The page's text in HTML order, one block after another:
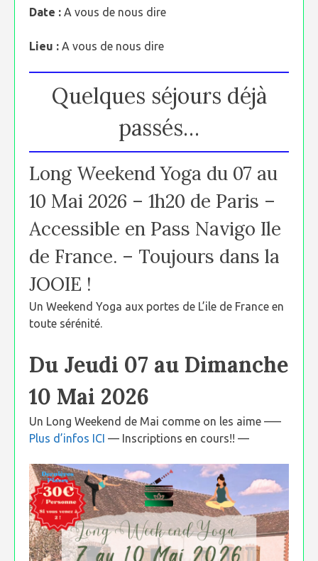
Date : A vous de nous dire
Lieu : A vous de nous dire
Quelques séjours déjà
passés…
Long Weekend Yoga du 07 au
10 Mai 2026 – 1h20 de Paris –
Accessible en Pass Navigo Ile
de France. – Toujours dans la
JOOIE !
Un Weekend Yoga aux portes de L’ile de France en
toute sérénité.
Du Jeudi 07 au Dimanche
10 Mai 2026
Un Long Weekend de Mai comme on les aime —–
Plus d’infos ICI — Inscriptions en cours!! —